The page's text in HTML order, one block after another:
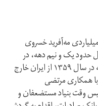
سه‌هزار میلیاردی مه‌آفرید خسروی
حدود یک و نیم دهه، در
اختیار فردی به نام فاضل خداداد بود. او که در سال ۱۳۵۹ از ایران خارج
برگشت و با همکاری مرتضی
وقت بنیاد مستضعفان و